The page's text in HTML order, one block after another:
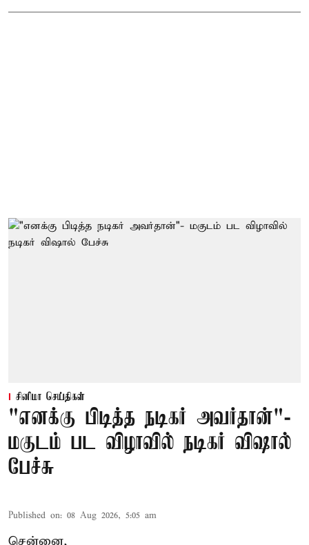
சினிமா செய்திகள்
"எனக்கு பிடித்த நடிகர் அவர்தான்"-
மகுடம் பட விழாவில் நடிகர் விஷால்
பேச்சு
Published on: 08 Aug 2026, 5:05 am
சென்னை,